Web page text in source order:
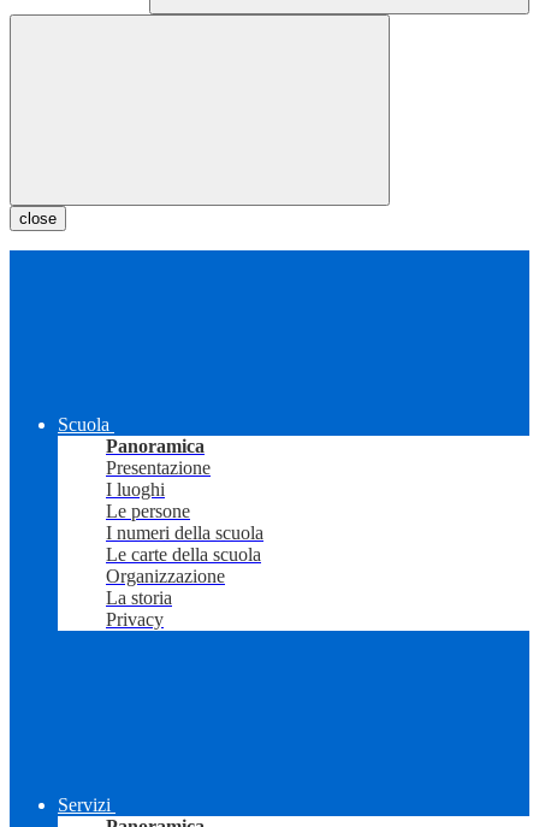
close
Scuola
Panoramica
Presentazione
I luoghi
Le persone
I numeri della scuola
Le carte della scuola
Organizzazione
La storia
Privacy
Servizi